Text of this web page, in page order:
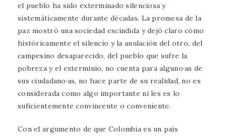
el pueblo ha sido exterminado silenciosa y
sistemáticamente durante décadas. La promesa de la
paz mostró una sociedad escindida y dejó claro cómo
históricamente el silencio y la anulación del otro, del
campesino desaparecido, del pueblo que sufre la
pobreza y el exterminio, no cuenta para alguno·as de
sus ciudadano·as, no hace parte de su realidad, no es
considerada como algo importante ni les es lo
suficientemente convincente o conveniente.
Con el argumento de que Colombia es un país